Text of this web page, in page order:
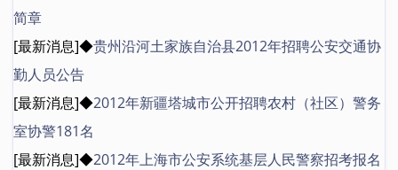
简章
[最新消息]◆贵州沿河土家族自治县2012年招聘公安交通协
勤人员公告
[最新消息]◆2012年新疆塔城市公开招聘农村（社区）警务
室协警181名
[最新消息]◆2012年上海市公安系统基层人民警察招考报名